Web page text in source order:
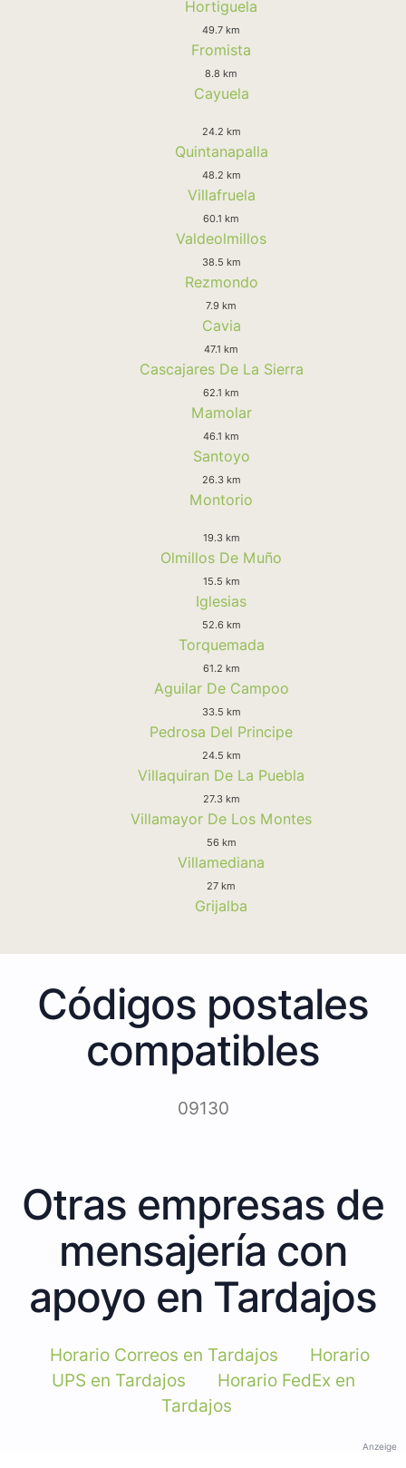
Hortiguela
49.7 km
Fromista
8.8 km
Cayuela
24.2 km
Quintanapalla
48.2 km
Villafruela
60.1 km
Valdeolmillos
38.5 km
Rezmondo
7.9 km
Cavia
47.1 km
Cascajares De La Sierra
62.1 km
Mamolar
46.1 km
Santoyo
26.3 km
Montorio
19.3 km
Olmillos De Muño
15.5 km
Iglesias
52.6 km
Torquemada
61.2 km
Aguilar De Campoo
33.5 km
Pedrosa Del Principe
24.5 km
Villaquiran De La Puebla
27.3 km
Villamayor De Los Montes
56 km
Villamediana
27 km
Grijalba
Códigos postales
compatibles
09130
Otras empresas de
mensajería con
apoyo en Tardajos
Horario Correos en Tardajos
Horario
UPS en Tardajos
Horario FedEx en
Tardajos
Anzeige